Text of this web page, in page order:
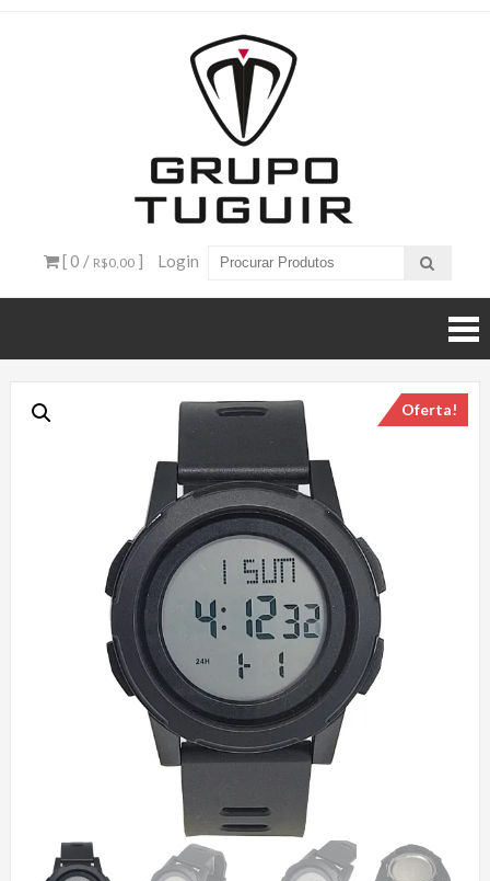
– Grupo
Tuguir
[ 0 / R$0,00 ] Login
Oferta!